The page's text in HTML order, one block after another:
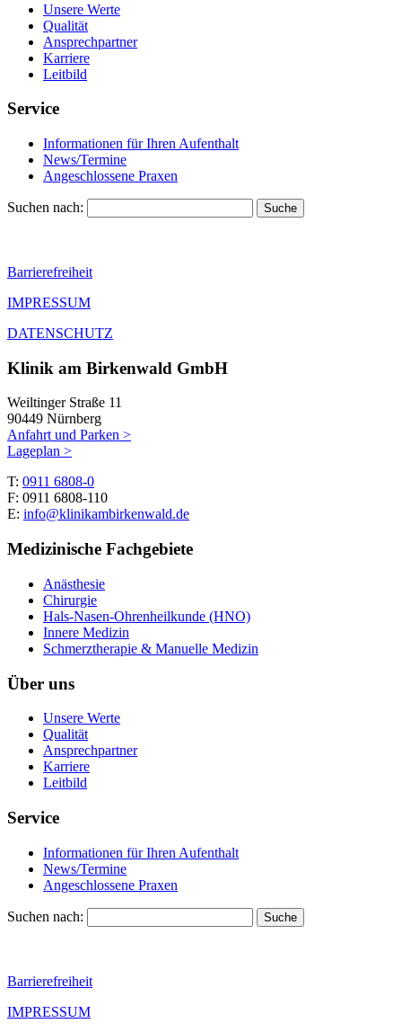
Unsere Werte
Qualität
Ansprechpartner
Karriere
Leitbild
Service
Informationen für Ihren Aufenthalt
News/Termine
Angeschlossene Praxen
Suchen nach:
Barrierefreiheit
IMPRESSUM
DATENSCHUTZ
Klinik am Birkenwald GmbH
Weiltinger Straße 11
90449 Nürnberg
Anfahrt und Parken >
Lageplan >
T: 0911 6808-0
F: 0911 6808-110
E: info@klinikambirkenwald.de
Medizinische Fachgebiete
Anästhesie
Chirurgie
Hals-Nasen-Ohrenheilkunde (HNO)
Innere Medizin
Schmerztherapie & Manuelle Medizin
Über uns
Unsere Werte
Qualität
Ansprechpartner
Karriere
Leitbild
Service
Informationen für Ihren Aufenthalt
News/Termine
Angeschlossene Praxen
Suchen nach:
Barrierefreiheit
IMPRESSUM